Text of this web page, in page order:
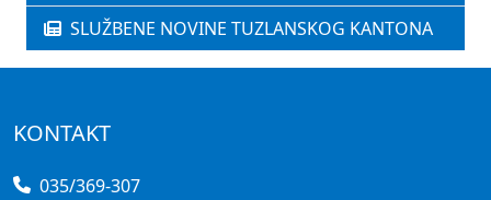
SLUŽBENE NOVINE TUZLANSKOG KANTONA
KONTAKT
035/369-307